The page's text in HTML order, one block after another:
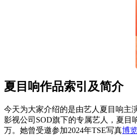
夏目响作品索引及简介
今天为大家介绍的是由艺人夏目响主
影视公司SOD旗下的专属艺人，夏目
万。她曾受邀参加2024年TSE写真博